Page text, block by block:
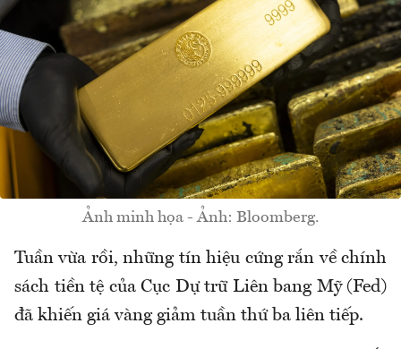
Ảnh minh họa - Ảnh: Bloomberg.
Tuần vừa rồi, những tín hiệu cứng rắn về chính
sách tiền tệ của Cục Dự trữ Liên bang Mỹ (Fed)
đã khiến giá vàng giảm tuần thứ ba liên tiếp.